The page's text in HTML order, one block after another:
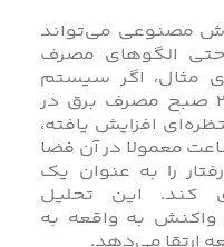
مصنوعی می‌تواند
الگوهای مصرف
مثال، اگر سیستم
متوجه شود که در ساعت ۳ صبح مصرف برق در
افزایش یافته،
معمولا در آن فضا
را به‌ عنوان یک
کند. این تحلیل
واکنش به واقعه به
ارتقا می‌دهد.